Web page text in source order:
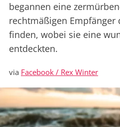
begannen eine
rechtmäßigen Empfänger
finden, wobei sie eine
entdeckten.
via Facebook / Rex Winter